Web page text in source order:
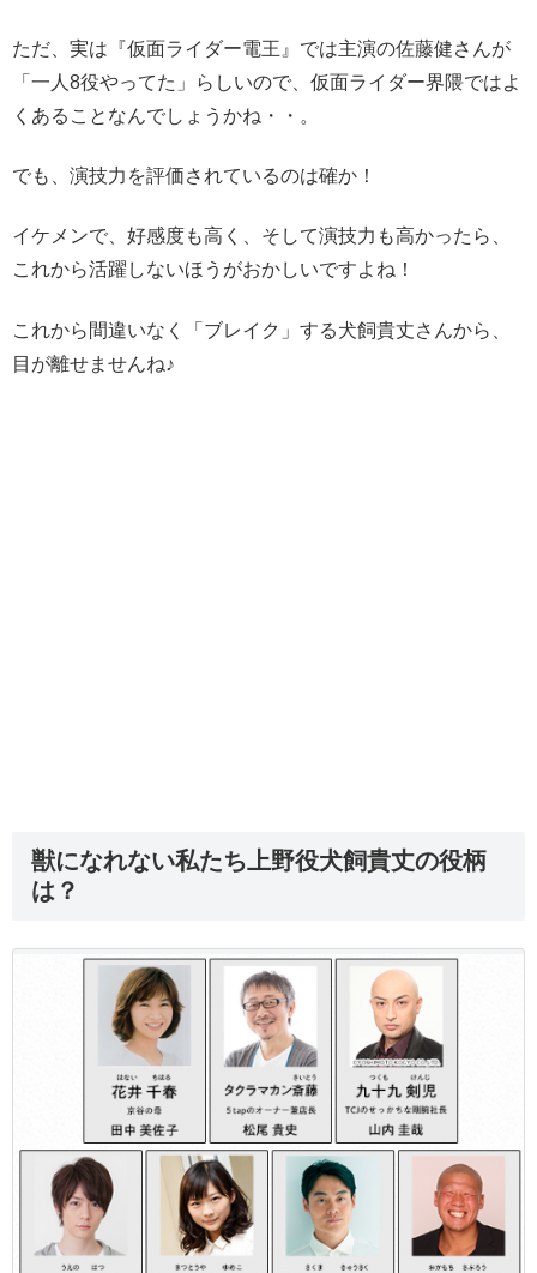
ただ、実は『仮面ライダー電王』では主演の佐藤健さんが
「一人8役やってた」らしいので、仮面ライダー界隈ではよ
くあることなんでしょうかね・・。
でも、演技力を評価されているのは確か！
イケメンで、好感度も高く、そして演技力も高かったら、
これから活躍しないほうがおかしいですよね！
これから間違いなく「ブレイク」する犬飼貴丈さんから、
目が離せませんね♪
獣になれない私たち上野役犬飼貴丈の役柄
は？